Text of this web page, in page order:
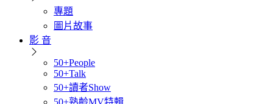
專題
圖片故事
影 音
50+People
50+Talk
50+讀者Show
50+熟齡MV特輯